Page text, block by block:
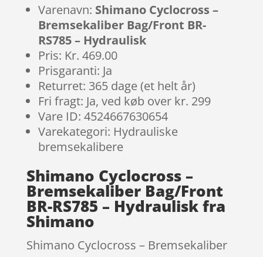
Varenavn: Shimano Cyclocross –
Bremsekaliber Bag/Front BR-
RS785 – Hydraulisk
Pris: Kr. 469.00
Prisgaranti: Ja
Returret: 365 dage (et helt år)
Fri fragt: Ja, ved køb over kr. 299
Vare ID: 4524667630654
Varekategori: Hydrauliske
bremsekalibere
Shimano Cyclocross –
Bremsekaliber Bag/Front
BR-RS785 – Hydraulisk fra
Shimano
Shimano Cyclocross – Bremsekaliber